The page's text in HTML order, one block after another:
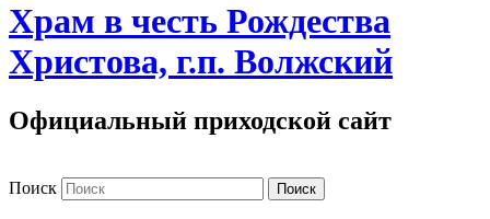
Храм в честь Рождества
Христова, г.п. Волжский
Официальный приходской сайт
Поиск